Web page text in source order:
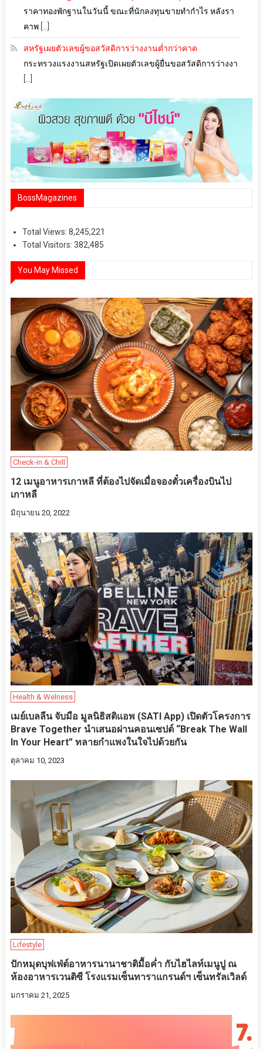
ราคาทองพักฐานในวันนี้ ขณะที่นักลงทุนขายทำกำไร หลังรา
คาพ […]
สหรัฐเผยตัวเลขผู้ขอสวัสดิการว่างงานต่ำกว่าคาด
กระทรวงแรงงานสหรัฐเปิดเผยตัวเลขผู้ยื่นขอสวัสดิการว่างงา
BossMagazines
Total Views: 8,245,221
Total Visitors: 382,485
You May Missed
Check-in & Chill
12 เมนูอาหารเกาหลี ที่ต้องไปจัดเมื่อจองตั๋วเครื่องบินไป
เกาหลี
มิถุนายน 20, 2022
Health & Welness
เมย์เบลลีน จับมือ มูลนิธิสติแอพ (SATI App) เปิดตัวโครงการ
Brave Together นำเสนอผ่านคอนเซปต์ “Break The Wall
In Your Heart” ทลายกำแพงในใจไปด้วยกัน
ตุลาคม 10, 2023
Lifestyle
ปักหมุดบุฟเฟ่ต์อาหารนานาชาติมื้อค่ำ กับไฮไลท์เมนูปู ณ
ห้องอาหารเวนติซี โรงแรมเซ็นทาราแกรนด์ฯ เซ็นทรัลเวิลด์
มกราคม 21, 2025